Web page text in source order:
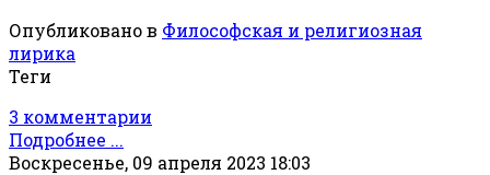
Опубликовано в Философская и религиозная
лирика
Теги
3 комментарии
Подробнее ...
Воскресенье, 09 апреля 2023 18:03